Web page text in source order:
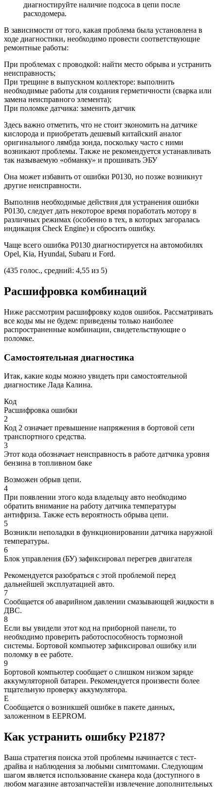
диагностируйте наличие подсоса в цепи после
расходомера.
В зависимости от того, какая проблема была установлена в
ходе диагностики, необходимо провести соответствующие
ремонтные работы:
При проблемах с проводкой: найти место обрыва и устранить
неисправность;
При трещине в выпускном коллекторе: выполнить
необходимые работы для создания герметичности (сварка или
замена неисправного элемента);
При поломке датчика: заменить датчик
Здесь важно отметить, что не стоит экономить на датчике
кислорода и приобретать дешевый китайский аналог
оригинального лямбда зонда, поскольку часто с ними
возникают проблемы. Также не рекомендуется устанавливать
так называемую «обманку» и прошивать ЭБУ
Она может избавить от ошибки P0130, но позже возникнут
другие неисправности.
Выполнив необходимые действия для устранения ошибки
P0130, следует дать некоторое время поработать мотору в
различных режимах (особенно в тех, в которых загоралась
индикация Check Engine) и сбросить ошибку.
Чаще всего ошибка P0130 диагностируется на автомобилях
Opel, Kia, Hyundai, Subaru и Ford.
(435 голос., средний: 4,55 из 5)
Расшифровка комбинаций
Ниже рассмотрим расшифровку кодов ошибок. Рассматривать
все коды мы не будем: приведены только наиболее
распространенные комбинации, свидетельствующие о
поломке.
Самостоятельная диагностика
Итак, какие коды можно увидеть при самостоятельной
диагностике Лада Калина.
Код
Расшифровка ошибки
2
Код 2 означает превышение напряжения в бортовой сети
транспортного средства.
3
Этот кода обозначает неисправность в работе датчика уровня
бензина в топливном баке
Возможен обрыв цепи.
4
При появлении этого кода владельцу авто необходимо
обратить внимание на работу датчика температуры
антифриза. Также есть вероятность обрыва цепи.
5
Возникли неполадки в функционировании датчика наружной
температуры.
6
Блок управления (БУ) зафиксировал перегрев двигателя
Рекомендуется разобраться с этой проблемой перед
дальнейшей эксплуатацией авто.
7
Сообщается об аварийном давлении смазывающей жидкости в
ДВС.
8
Если вы увидели этот код на приборной панели, то
необходимо проверить работоспособность тормозной
системы. Бортовой компьютер зафиксировал ошибку или
поломку в ее работе.
9
Бортовой компьютер сообщает о слишком низком заряде
аккумуляторной батареи. Рекомендуется произвести более
тщательную проверку аккумулятора.
Е
Сообщается о возникшей ошибке в пакете данных,
заложенном в EEPROM.
Как устранить ошибку P2187?
Ваша стратегия поиска этой проблемы начинается с тест-
драйва и наблюдения за любыми симптомами. Следующим
шагом является использование сканера кода (доступного в
любом магазине автозапчастей)и извлечение дополнительных